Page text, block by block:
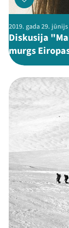
2019. gada 29. jūnijs
Diskusija
murgs